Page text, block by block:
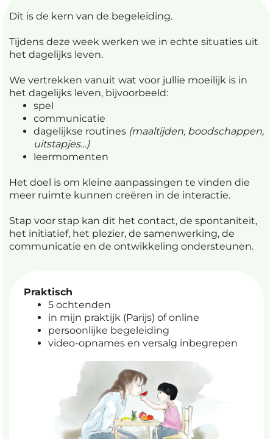
Dit is de kern van de begeleiding.
Tijdens deze week werken we in echte situaties uit
het dagelijks leven.
We vertrekken vanuit wat voor jullie moeilijk is in
het dagelijks leven, bijvoorbeeld:
spel
communicatie
dagelijkse routines (maaltijden, boodschappen,
uitstapjes…)
leermomenten
Het doel is om kleine aanpassingen te vinden die
meer ruimte kunnen creëren in de interactie.
Stap voor stap kan dit het contact, de spontaniteit,
het initiatief, het plezier, de samenwerking, de
communicatie en de ontwikkeling ondersteunen.
Praktisch
5 ochtenden
in mijn praktijk (Parijs) of online
persoonlijke begeleiding
video-opnames en versalg inbegrepen